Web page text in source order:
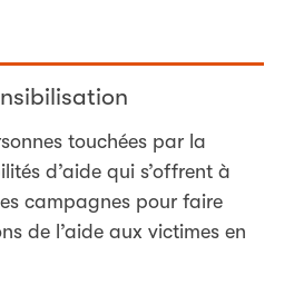
touchées par la
d’aide qui s’offrent à
campagnes pour faire
de l’aide aux victimes en